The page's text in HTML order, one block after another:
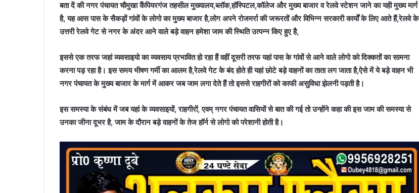
बता दें की नगर पंचायत चौमुखा कैंपियरगंज तहसील मुख्यालय,ब्लॉक,हॉस्पिटल,कॉलेज और मुख्य बाजार व रेलवे स्टेशन जाने का यही मुख्य मार्ग
है, यह आस पास के सैकड़ों गांवों के लोगो का मुख्य बाजार है,लोग अपने रोजमर्रा की जरूरतों और विभिन्न सरकारी कार्यों के लिए आते हैं,रेलवे के
उत्तरी रेलवे गेट से नगर के अंदर आने वाले बड़े वाहन हमेशा जाम की स्थिति उत्पन्न किए हुए है,
इससे एक तरफ जहां व्यवसाइयो का व्यवसाय प्रभावित हो रहा हैं वहीं दूसरी तरफ यहां पास के गांवों से आने वाले लोगो को दिक्कतों का सामना
करना पड़ रहा है। इस समय भीषण गर्मी का आलम है,रेलवे गेट के बंद होते ही यहां छोटे बड़े वाहनों का ताता लग जाता है,ऐसे में ये बड़े वाहन भी
नगर पंचायत के मुख्य बाजार के मार्ग में आकर जब जाम लगा देते हैं तो इससे राहगीरों को काफी असुविधा झेलनी पड़ती है।
इस समस्या के संबंध में जब यहां के व्यवसाइयों, राहगीरों, एवम् नगर पंचायत वासियों से बात की गई तो उन्होंने कहा की इस जाम की समस्या से
उनका जीना दूभर है, जाम के दौरान बड़े वाहनों के तेज हॉर्न से लोगो को परेशानी होती है।